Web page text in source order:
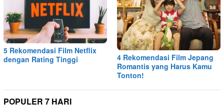
5 Rekomendasi Film Netflix
dengan Rating Tinggi
4 Rekomendasi Film Jepang
Romantis yang Harus Kamu
Tonton!
POPULER 7 HARI